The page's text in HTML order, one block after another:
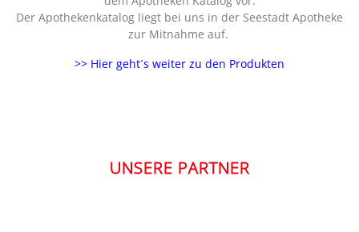
Der Apothekenkatalog liegt bei uns in der Seestadt Apotheke
zur Mitnahme auf.
>> Hier geht´s weiter zu den Produkten
UNSERE PARTNER